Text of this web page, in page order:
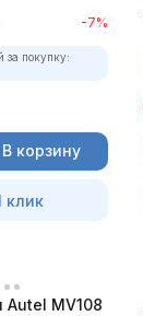
-7%
за покупку:
В корзину
клик
MV108